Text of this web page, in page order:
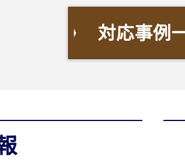
対応事例